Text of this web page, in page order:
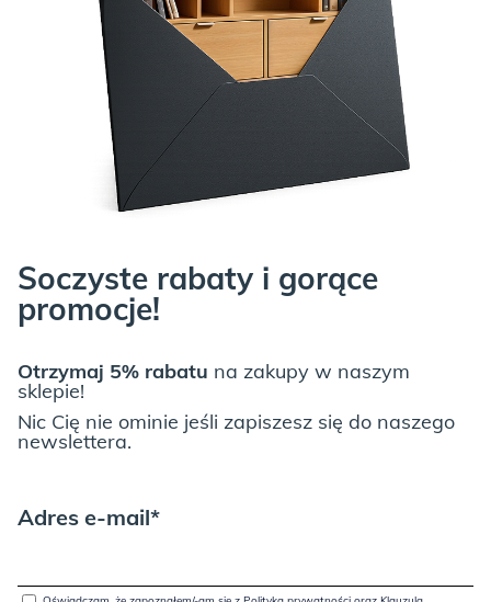
Soczyste rabaty i gorące
promocje!
Otrzymaj 5% rabatu na zakupy w naszym
sklepie!
Nic Cię nie ominie jeśli zapiszesz się do naszego
newslettera.
Adres e-mail*